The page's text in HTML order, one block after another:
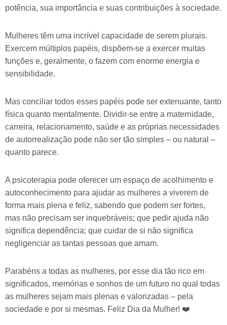
potência, sua importância e suas contribuições à sociedade.
Mulheres têm uma incrível capacidade de serem plurais.
Exercem múltiplos papéis, dispõem-se a exercer muitas
funções e, geralmente, o fazem com enorme energia e
sensibilidade.
Mas conciliar todos esses papéis pode ser extenuante, tanto
física quanto mentalmente. Dividir-se entre a maternidade,
carreira, relacionamento, saúde e as próprias necessidades
de autorrealização pode não ser tão simples – ou natural –
quanto parece.
A psicoterapia pode oferecer um espaço de acolhimento e
autoconhecimento para ajudar as mulheres a viverem de
forma mais plena e feliz, sabendo que podem ser fortes,
mas não precisam ser inquebráveis; que pedir ajuda não
significa dependência; que cuidar de si não significa
negligenciar as tantas pessoas que amam.
Parabéns a todas as mulheres, por esse dia tão rico em
significados, memórias e sonhos de um futuro no qual todas
as mulheres sejam mais plenas e valorizadas – pela
sociedade e por si mesmas. Feliz Dia da Mulher! ❤️